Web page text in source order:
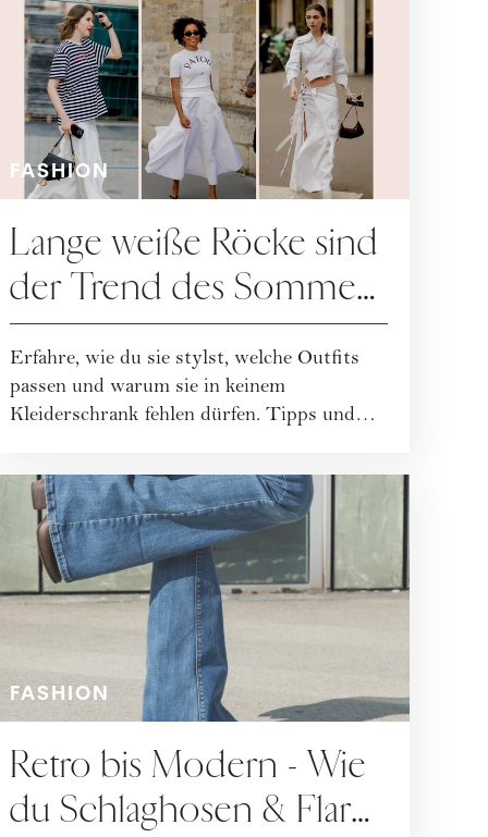
FASHION
Lange weiße Röcke sind
der Trend des Sommers
2024
Erfahre, wie du sie stylst, welche Outfits
passen und warum sie in keinem
Kleiderschrank fehlen dürfen. Tipps und
FASHION
Retro bis Modern - Wie
du Schlaghosen & Flare